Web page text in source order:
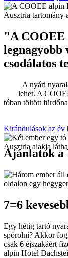
"A COOEE
legnagyobb
csodálatos
A nyári
lehet. A
tóban töltött
Kirándulások az év
Ajánlatok a
7=6
Egy hétig tartó
spórolni? Akkor
csak 6 éjszakáért
alpin Hotel